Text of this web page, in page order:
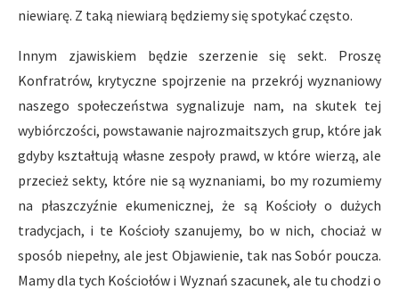
niewiarę. Z taką niewiarą będziemy się spotykać często.
Innym zjawiskiem będzie szerzenie się sekt. Proszę
Konfratrów, krytyczne spojrzenie na przekrój wyznaniowy
naszego społeczeństwa sygnalizuje nam, na skutek tej
wybiórczości, powstawanie najrozmaitszych grup, które jak
gdyby kształtują własne zespoły prawd, w które wierzą, ale
przecież sekty, które nie są wyznaniami, bo my rozumiemy
na płaszczyźnie ekumenicznej, że są Kościoły o dużych
tradycjach, i te Kościoły szanujemy, bo w nich, chociaż w
sposób niepełny, ale jest Objawienie, tak nas Sobór poucza.
Mamy dla tych Kościołów i Wyznań szacunek, ale tu chodzi o